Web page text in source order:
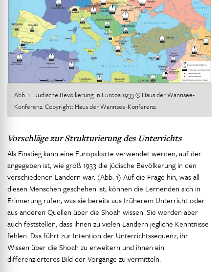
Abb. 1 : Jüdische Bevölkerung in Europa 1933 © Haus der Wannsee-
Konferenz. Copyright: Haus der Wannsee-Konferenz.
Vorschläge zur Strukturierung des Unterrichts
Als Einstieg kann eine Europakarte verwendet werden, auf der
angegeben ist, wie groß 1933 die jüdische Bevölkerung in den
verschiedenen Ländern war. (Abb. 1) Auf die Frage hin, was all
diesen Menschen geschehen ist, können die Lernenden sich in
Erinnerung rufen, was sie bereits aus früherem Unterricht oder
aus anderen Quellen über die Shoah wissen. Sie werden aber
auch feststellen, dass ihnen zu vielen Ländern jegliche Kenntnisse
fehlen. Das führt zur Intention der Unterrichtssequenz, ihr
Wissen über die Shoah zu erweitern und ihnen ein
differenzierteres Bild der Vorgänge zu vermitteln.